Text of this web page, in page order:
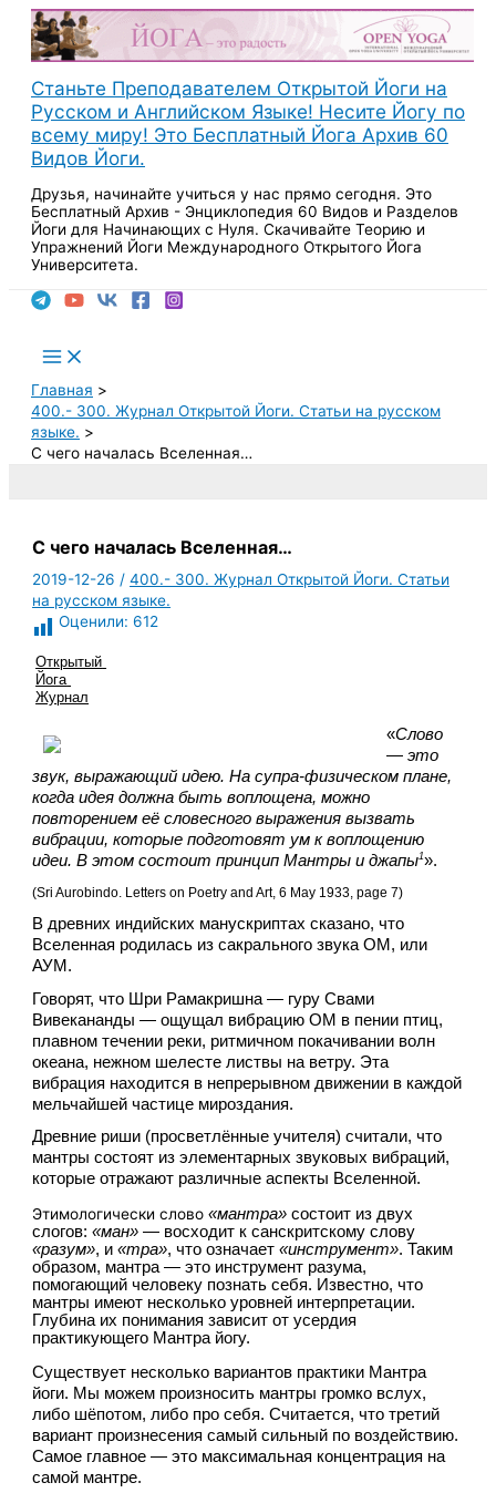
Перейти
содержимому
Станьте Преподавателем Открытой Йоги на
Русском и Английском Языке! Несите Йогу по
всему миру! Это Бесплатный Йога Архив 60
Видов Йоги.
Друзья, начинайте учиться у нас прямо сегодня. Это
Бесплатный Архив - Энциклопедия 60 Видов и Разделов
Йоги для Начинающих с Нуля. Скачивайте Теорию и
Упражнений Йоги Международного Открытого Йога
Университета.
Main
Menu
Главная
400.- 300. Журнал Открытой Йоги. Статьи на русском
языке.
С чего началась Вселенная…
С чего началась Вселенная…
2019-12-26/400.- 300. Журнал Открытой Йоги. Статьи
на русском языке.
Оценили: 612
Открытый
Йога
Журнал
«
— это
звук, выражающий идею. На супра-физическом плане,
когда идея должна быть воплощена, можно
повторением её словесного выражения вызвать
вибрации, которые подготовят ум к воплощению
идеи. В этом состоит принцип Мантры и джапы1».
(Sri Aurobindo. Letters on Poetry and Art, 6 May 1933, page 7)
В древних индийских манускриптах сказано, что
Вселенная родилась из сакрального звука ОМ, или
АУМ.
Говорят, что Шри Рамакришна — гуру Свами
Вивекананды — ощущал вибрацию ОМ в пении птиц,
плавном течении реки, ритмичном покачивании волн
океана, нежном шелесте листвы на ветру. Эта
вибрация находится в непрерывном движении в каждой
мельчайшей частице мироздания.
Древние риши (просветлённые учителя) считали, что
мантры состоят из элементарных звуковых вибраций,
которые отражают различные аспекты Вселенной.
Этимологически слово«мантра» состоит из двух
слогов: «ман»
«разум», и «тра», что означает «инструмент». Таким
образом, мантра — это инструмент разума,
помогающий человеку познать себя. Известно, что
мантры имеют несколько уровней интерпретации.
Глубина их понимания зависит от усердия
практикующего Мантра йогу.
Существует несколько вариантов практики Мантра
йоги. Мы можем произносить мантры громко вслух,
либо шёпотом, либо про себя. Считается, что третий
вариант произнесения самый сильный по воздействию.
Самое главное — это максимальная концентрация на
самой мантре.